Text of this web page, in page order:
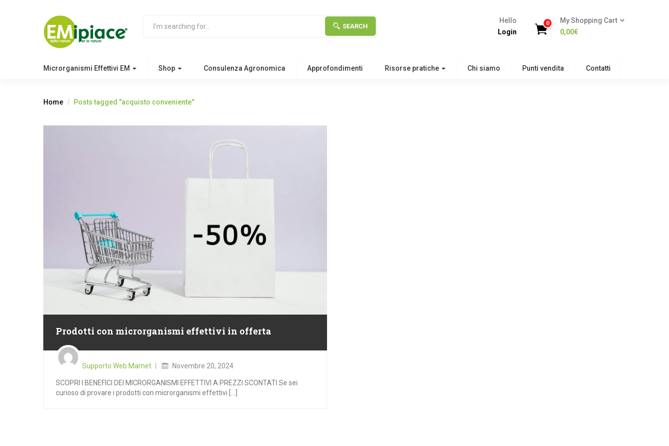
SEARCH
Hello
Login
0
My Shopping Cart
0,00€
Microrganismi Effettivi EM Shop Consulenza Agronomica Approfondimenti Risorse pratiche Chi siamo Punti vendita Contatti
Home Posts tagged "acquisto conveniente"
Prodotti con microrganismi effettivi in offerta
Supporto Web Marnet
Posted
on
Novembre 20, 2024
SCOPRI I BENEFICI DEI MICRORGANISMI EFFETTIVI A PREZZI SCONTATI Se sei
curioso di provare i prodotti con microrganismi effettivi [...]